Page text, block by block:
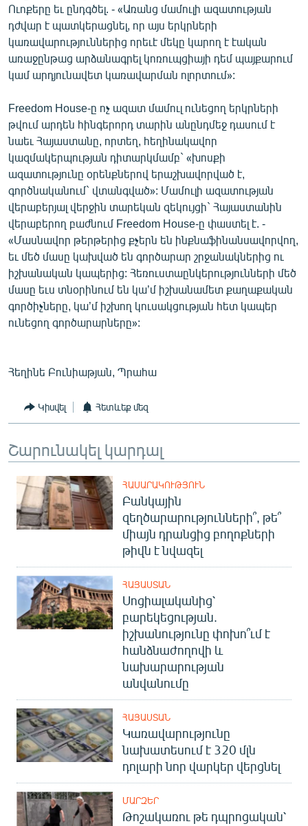
Ուոքերը եւ ընդգծել. - «Առանց մամուլի ազատության
դժվար է պատկերացնել, որ այս երկրների
կառավարություններից որեւէ մեկը կարող է էական
առաջընթաց արձանագրել կոռուպցիայի դեմ պայքարում
կամ արդյունավետ կառավարման ոլորտում»:
Freedom House-ը ոչ ազատ մամուլ ունեցող երկրների
թվում արդեն հինգերորդ տարին անընդմեջ դասում է
նաեւ Հայաստանը, որտեղ, հեղինակավոր
կազմակերպության դիտարկմամբ` «խոսքի
ազատությունը օրենքներով երաշխավորված է,
գործնականում` վտանգված»: Մամուլի ազատության
վերաբերյալ վերջին տարեկան զեկույցի` Հայաստանին
վերաբերող բաժնում Freedom House-ը փաստել է. -
«Մասնավոր թերթերից քչերն են ինքնաֆինանսավորվող,
եւ մեծ մասը կախված են գործարար շրջանակներից ու
իշխանական կապերից: Հեռուստաընկերությունների մեծ
մասը եւս տնօրինում են կա’մ իշխանամետ քաղաքական
գործիչները, կա’մ իշխող կուսակցության հետ կապեր
ունեցող գործարարները»:
Հեղինե Բունիաթյան, Պրահա
Կիսվել Հետևեք մեզ
Շարունակել կարդալ
ՀԱՍԱՐԱԿՈՒԹՅՈՒՆ
Բանկային
զեղծարարությունների՞, թե՞
միայն դրանցից բողոքների
թիվն է նվազել
ՀԱՅԱՍՏԱՆ
Սոցիալականից՝
բարեկեցության.
իշխանությունը փոխո՞ւմ է
հանձնաժողովի և
նախարարության
անվանումը
ՀԱՅԱՍՏԱՆ
Կառավարությունը
նախատեսում է 320 մլն
դոլարի նոր վարկեր վերցնել
ՄԱՐԶԵՐ
Թոշակառու թե դպրոցական՝